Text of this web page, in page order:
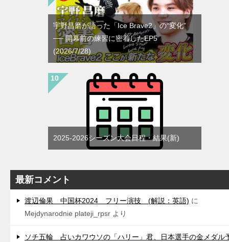
宇野昌磨が語った「Ice Brave2」の“変化”
── 開幕前の練習に密着したEP5
(2026/7/28)
2025-2026シーズン大会日程・結果(新)
最新コメント
渡辺倫果 中国杯2024 フリー演技 (解説：英語) に
Mejdynarodnie plateji_rpsr より
ソチ五輪 占いカワウソの「ハリー」君、日本選手の金メダル